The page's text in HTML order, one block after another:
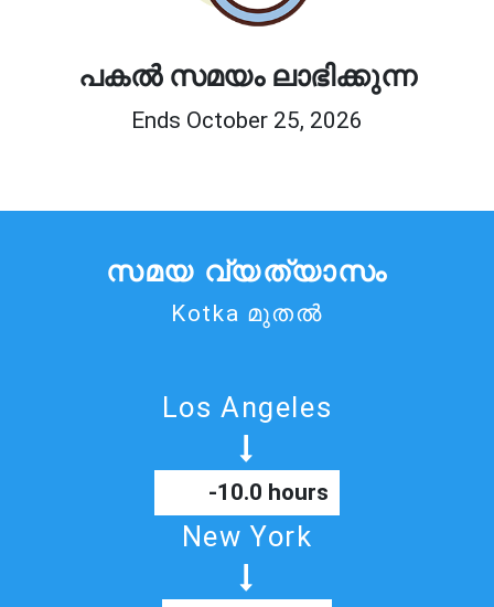
പകൽ സമയം ലാഭിക്കുന്ന
Ends October 25, 2026
സമയ വ്യത്യാസം
Kotka മുതൽ
Los Angeles
-10.0 hours
New York